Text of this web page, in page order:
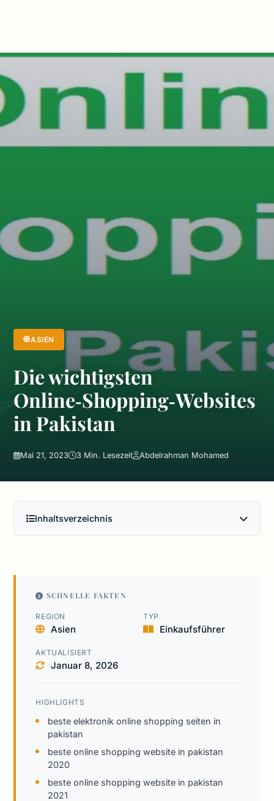
ASIEN
Die wichtigsten
Online‑Shopping‑Websites
in Pakistan
Mai 21, 2023 3 Min. Lesezeit Abdelrahman Mohamed
Inhaltsverzeichnis
SCHNELLE FAKTEN
REGION
Asien
TYP
Einkaufsführer
AKTUALISIERT
Januar 8, 2026
HIGHLIGHTS
beste elektronik online shopping seiten in
pakistan
beste online shopping website in pakistan
2020
beste online shopping website in pakistan
2021